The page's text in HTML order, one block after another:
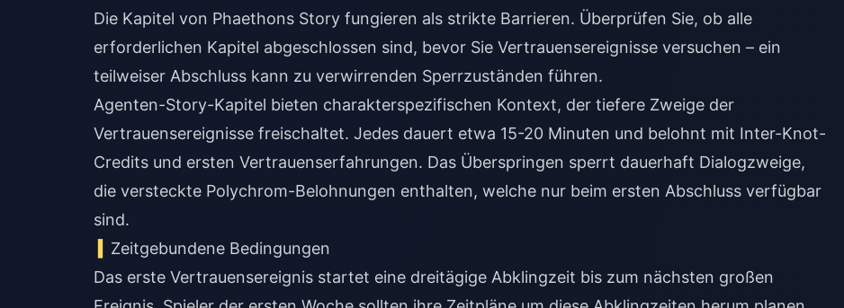
Die Kapitel von Phaethons Story fungieren als strikte Barrieren. Überprüfen Sie, ob alle
erforderlichen Kapitel abgeschlossen sind, bevor Sie Vertrauensereignisse versuchen – ein
teilweiser Abschluss kann zu verwirrenden Sperrzuständen führen.
Agenten-Story-Kapitel bieten charakterspezifischen Kontext, der tiefere Zweige der
Vertrauensereignisse freischaltet. Jedes dauert etwa 15-20 Minuten und belohnt mit Inter-Knot-
Credits und ersten Vertrauenserfahrungen. Das Überspringen sperrt dauerhaft Dialogzweige,
die versteckte Polychrom-Belohnungen enthalten, welche nur beim ersten Abschluss verfügbar
sind.
Zeitgebundene Bedingungen
Das erste Vertrauensereignis startet eine dreitägige Abklingzeit bis zum nächsten großen